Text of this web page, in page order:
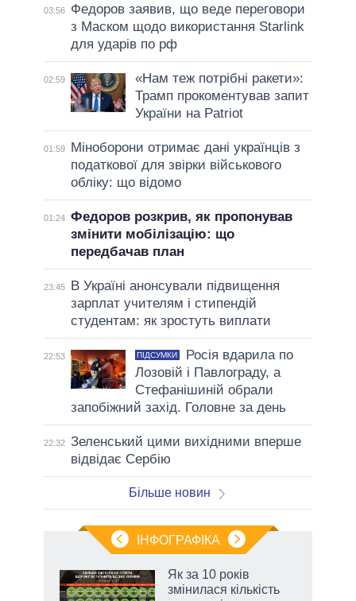
03:56
Федоров заявив, що веде переговори
з Маском щодо використання Starlink
для ударів по рф
02:59
«Нам теж потрібні ракети»:
Трамп прокоментував запит
України на Patriot
01:59
Міноборони отримає дані українців з
податкової для звірки військового
обліку: що відомо
01:24 Федоров розкрив, як пропонував
змінити мобілізацію: що
передбачав план
23:45
В Україні анонсували підвищення
зарплат учителям і стипендій
студентам: як зростуть виплати
22:53 ПІДСУМКИ
Росія вдарила по
Лозовій і Павлограду, а
Стефанішиній обрали
запобіжний захід. Головне за день
22:32 Зеленський цими вихідними вперше
відвідає Сербію
Більше новин
ІНФОГРАФІКА
Як за 10 років
змінилася кількість